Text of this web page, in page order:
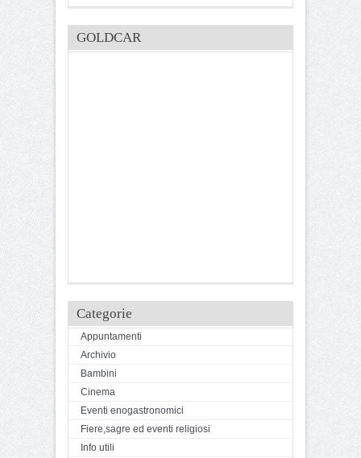
GOLDCAR
Categorie
Appuntamenti
Archivio
Bambini
Cinema
Eventi enogastronomici
Fiere,sagre ed eventi religiosi
Info utili